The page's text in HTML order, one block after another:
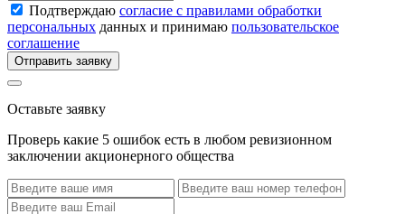
Подтверждаю согласие с правилами обработки
персональных данных и принимаю пользовательское
соглашение
Отправить заявку
Оставьте заявку
Проверь какие 5 ошибок есть в любом ревизионном
заключении акционерного общества